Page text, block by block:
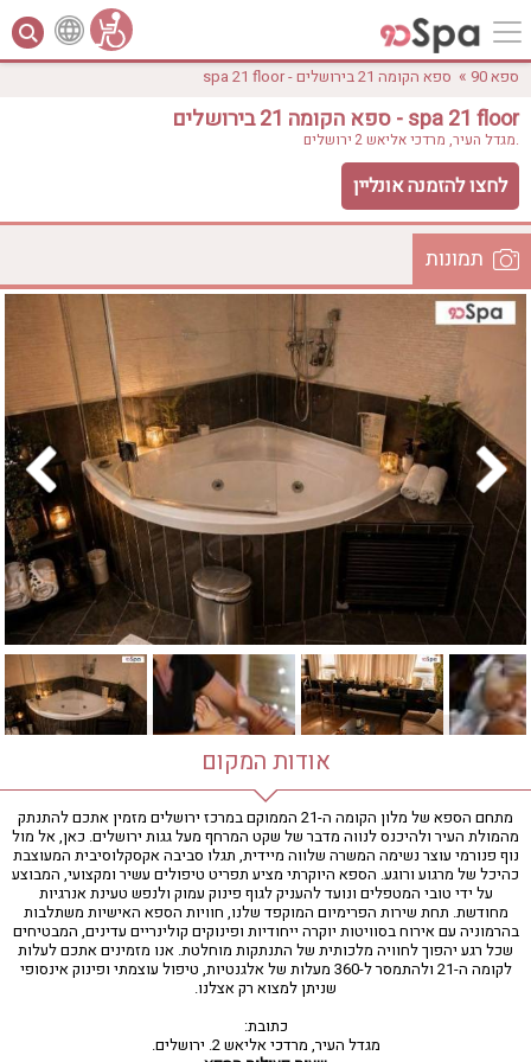
לפי אבזורים
בריכה מחוממת
בריכה חיצונית
ג'קוזי
ג'קוזי פרטי
חדר כושר
חמאם טורקי
טיפול קלאסי
טיפולי קוסמטיקה
סאונה רטובה
סאונה יבשה
עיסוי תאילנדי
שיאצו
טווח מחירים
ספא 90 » ספא הקומה 21 בירושלים - spa 21 floor
ספא הקומה 21 בירושלים - spa 21 floor
מגדל העיר, מרדכי אליאש 2. ירושלים
לחצו להזמנה אונליין
תמונות
המקום
אודות המקום
מתחם הספא של מלון הקומה ה-21 הממוקם במרכז ירושלים מזמין אתכם להתנתק
מהמולת העיר ולהיכנס לנווה מדבר של שקט המרחף מעל גגות ירושלים. כאן, אל מול
נוף פנורמי עוצר נשימה המשרה שלווה מיידית, תגלו סביבה אקסקלוסיבית המעוצבת
כהיכל של מרגוע ורוגע. הספא היוקרתי מציע תפריט טיפולים עשיר ומקצועי, המבוצע
על ידי טובי המטפלים ונועד להעניק לגוף פינוק עמוק ולנפש טעינת אנרגיות
מחודשת. תחת שירות הפרימיום המוקפד שלנו, חוויות הספא האישיות משתלבות
בהרמוניה עם אירוח בסוויטות יוקרה ייחודיות ופינוקים קולינריים עדינים, המבטיחים
שכל רגע יהפוך לחוויה מלכותית של התנתקות מוחלטת. אנו מזמינים אתכם לעלות
לקומה ה-21 ולהתמסר ל-360 מעלות של אלגנטיות, טיפול עוצמתי ופינוק אינסופי
שניתן למצוא רק אצלנו.
כתובת:
מגדל העיר, מרדכי אליאש 2. ירושלים.